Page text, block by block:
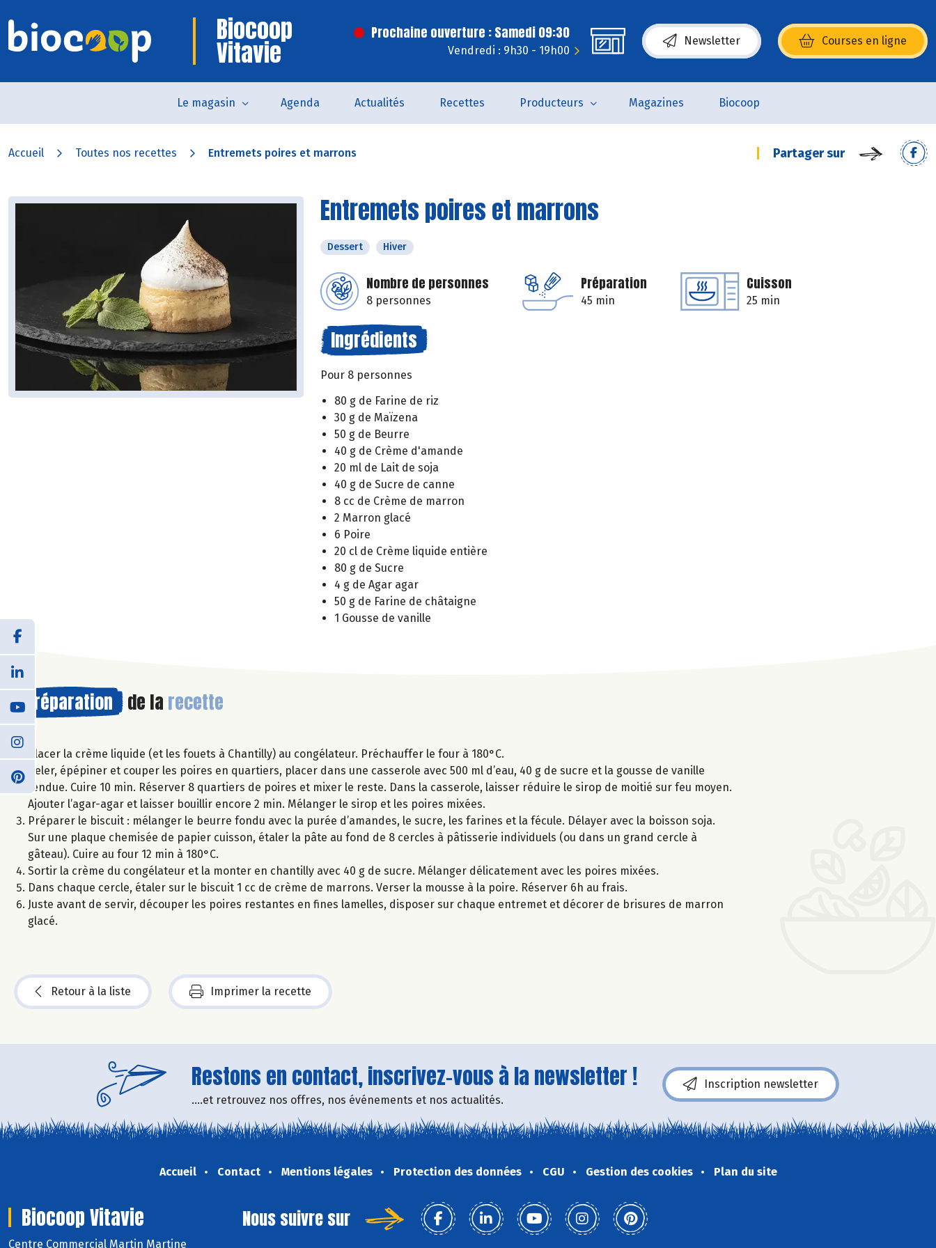
Biocoop
Vitavie
Prochaine ouverture : Samedi 09:30
Vendredi : 9h30 - 19h00
Newsletter Courses en ligne
(s’ouvre dans une nouvelle fenêtre)
Le magasin Agenda Actualités Recettes Producteurs Magazines Biocoop
Accueil Toutes nos recettes Entremets poires et marrons Partager sur
Entremets poires et marrons
Dessert Hiver
Nombre de personnes
8 personnes
Préparation
45 min
Cuisson
25 min
Ingrédients
Pour 8 personnes
80 g de Farine de riz
30 g de Maïzena
50 g de Beurre
40 g de Crème d'amande
20 ml de Lait de soja
40 g de Sucre de canne
8 cc de Crème de marron
2 Marron glacé
6 Poire
20 cl de Crème liquide entière
80 g de Sucre
4 g de Agar agar
50 g de Farine de châtaigne
1 Gousse de vanille
Préparation de la recette
Placer la crème liquide (et les fouets à Chantilly) au congélateur. Préchauffer le four à 180°C.
Peler, épépiner et couper les poires en quartiers, placer dans une casserole avec 500 ml d’eau, 40 g de sucre et la gousse de vanille
fendue. Cuire 10 min. Réserver 8 quartiers de poires et mixer le reste. Dans la casserole, laisser réduire le sirop de moitié sur feu moyen.
Ajouter l’agar-agar et laisser bouillir encore 2 min. Mélanger le sirop et les poires mixées.
Préparer le biscuit : mélanger le beurre fondu avec la purée d’amandes, le sucre, les farines et la fécule. Délayer avec la boisson soja.
Sur une plaque chemisée de papier cuisson, étaler la pâte au fond de 8 cercles à pâtisserie individuels (ou dans un grand cercle à
gâteau). Cuire au four 12 min à 180°C.
Sortir la crème du congélateur et la monter en chantilly avec 40 g de sucre. Mélanger délicatement avec les poires mixées.
Dans chaque cercle, étaler sur le biscuit 1 cc de crème de marrons. Verser la mousse à la poire. Réserver 6h au frais.
Juste avant de servir, découper les poires restantes en fines lamelles, disposer sur chaque entremet et décorer de brisures de marron
glacé.
Retour à la liste Imprimer la recette
Restons en contact, inscrivez-vous à la newsletter !
....et retrouvez nos offres, nos événements et nos actualités.
Inscription newsletter
Accueil Contact Mentions légales Protection des données CGU Gestion des cookies Plan du site
Biocoop Vitavie
Centre Commercial Martin Martine
Nous suivre sur